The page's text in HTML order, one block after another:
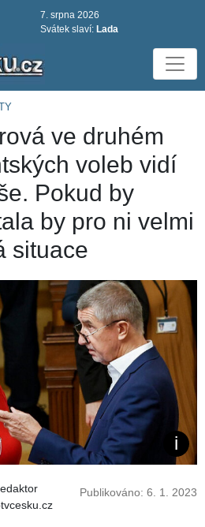
7. srpna 2026
Svátek slaví: Lada
ve druhém
voleb vidí
Pokud by
by pro ni velmi
situace
Publikováno: 6. 1. 2023